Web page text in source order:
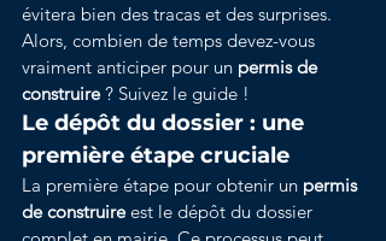
évitera bien des tracas et des surprises.
Alors, combien de temps devez-vous
vraiment anticiper pour un permis de
construire ? Suivez le guide !
Le dépôt du dossier : une
première étape cruciale
La première étape pour obtenir un permis
de construire est le dépôt du dossier